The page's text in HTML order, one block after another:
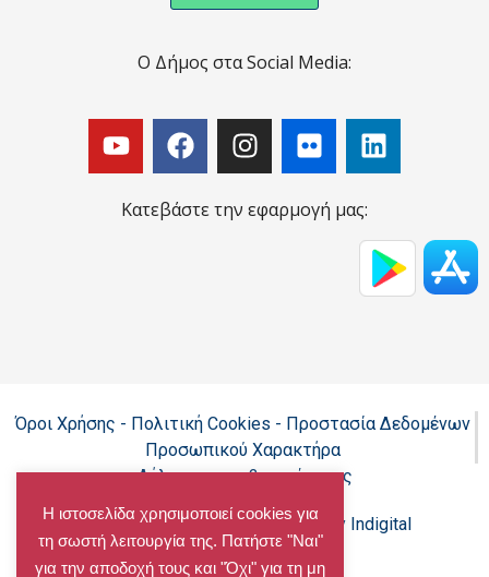
Ο Δήμος στα Social Media:
Κατεβάστε την εφαρμογή μας:
Όροι Χρήσης - Πολιτική Cookies - Προστασία Δεδομένων
Προσωπικού Χαρακτήρα
Δήλωση προσβασιμότητας
Copyright@chalandri.grPowered by Indigital
Η ιστοσελίδα χρησιμοποιεί cookies για
τη σωστή λειτουργία της. Πατήστε "Ναι"
για την αποδοχή τους και "Όχι" για τη μη